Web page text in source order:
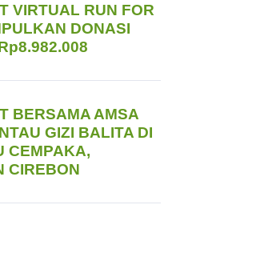
VIRTUAL RUN FOR
DONASI
BERSAMA AMSA
GIZI BALITA DI
CEMPAKA,
CIREBON